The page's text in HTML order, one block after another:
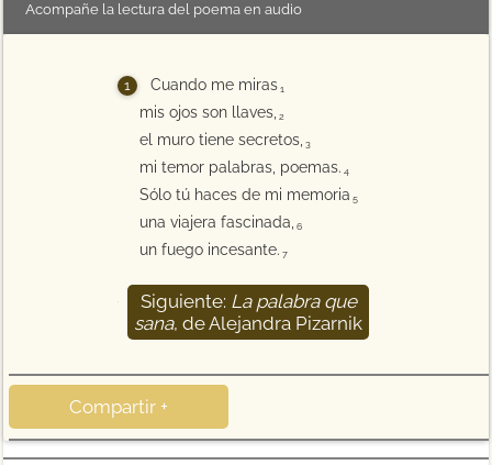
Acompañe la lectura del poema en audio
Cuando me miras 1
mis ojos son llaves, 2
el muro tiene secretos, 3
mi temor palabras, poemas. 4
Sólo tú haces de mi memoria 5
una viajera fascinada, 6
un fuego incesante. 7
Siguiente: La palabra que
sana, de Alejandra Pizarnik
Compartir +